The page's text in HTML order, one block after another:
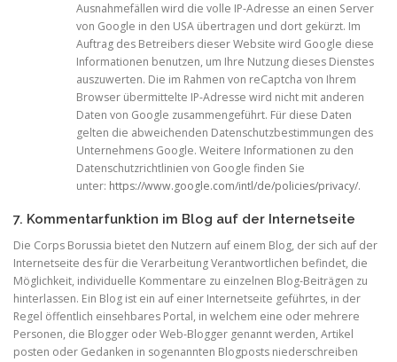
Ausnahmefällen wird die volle IP-Adresse an einen Server
von Google in den USA übertragen und dort gekürzt. Im
Auftrag des Betreibers dieser Website wird Google diese
Informationen benutzen, um Ihre Nutzung dieses Dienstes
auszuwerten. Die im Rahmen von reCaptcha von Ihrem
Browser übermittelte IP-Adresse wird nicht mit anderen
Daten von Google zusammengeführt. Für diese Daten
gelten die abweichenden Datenschutzbestimmungen des
Unternehmens Google. Weitere Informationen zu den
Datenschutzrichtlinien von Google finden Sie
unter: https://www.google.com/intl/de/policies/privacy/.
7. Kommentarfunktion im Blog auf der Internetseite
Die Corps Borussia bietet den Nutzern auf einem Blog, der sich auf der
Internetseite des für die Verarbeitung Verantwortlichen befindet, die
Möglichkeit, individuelle Kommentare zu einzelnen Blog-Beiträgen zu
hinterlassen. Ein Blog ist ein auf einer Internetseite geführtes, in der
Regel öffentlich einsehbares Portal, in welchem eine oder mehrere
Personen, die Blogger oder Web-Blogger genannt werden, Artikel
posten oder Gedanken in sogenannten Blogposts niederschreiben